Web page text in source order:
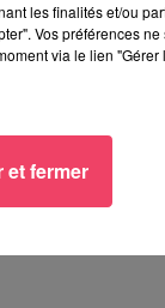
ne pas proposer
et voir
les finalités et/ou
Vos préférences
via le lien
et fermer